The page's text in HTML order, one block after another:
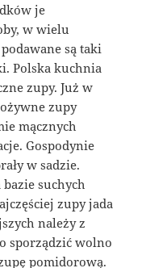
je
w wielu
są taki
Polska kuchnia
zupy. Już w
zupy
mącznych
Gospodynie
w sadzie.
bazie suchych
zupy jada
należy z
sporządzić wolno
pomidorową.